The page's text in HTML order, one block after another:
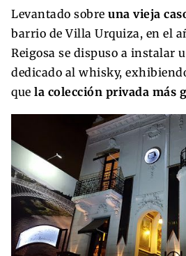
Levantado sobre una vieja
barrio de Villa Urquiza, en el
Reigosa se dispuso a instalar
dedicado al whisky,
que la colección privada más